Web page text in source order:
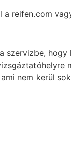
reifen.com
nem kerül